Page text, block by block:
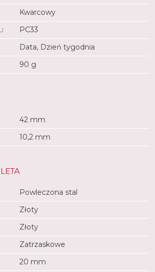
Kwarcowy
PC33
Data, Dzień tygodnia
90 g
42 mm
10,2 mm
Powleczona stal
Złoty
Złoty
Zatrzaskowe
20 mm